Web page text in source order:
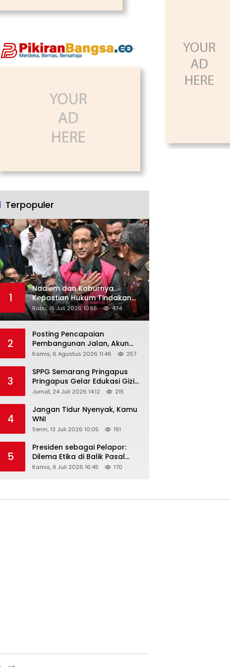
Terpopuler
1
Nadiem dan Kaburnya
Kepastian Hukum Tindakan
Pejabat Publik
Rabu, 15 Juli 2026 10:55 474
2
Posting Pencapaian
Pembangunan Jalan, Akun
Facebook Pemerintah
“Dirujak” Warganet
Kamis, 6 Agustus 2026 11:46 257
3
SPPG Semarang Pringapus
Pringapus Gelar Edukasi Gizi
di PAUD Bina Balita Peringati
Jumat, 24 Juli 2026 14:12 215
4
Jangan Tidur Nyenyak, Kamu
WNI
Senin, 13 Juli 2026 10:05 191
5
Presiden sebagai Pelapor:
Dilema Etika di Balik Pasal
218–220 KUHP
Kamis, 9 Juli 2026 16:45 170